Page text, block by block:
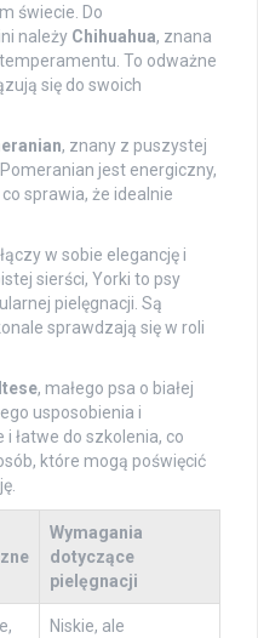
świecie. Do
należy Chihuahua, znana
To odważne
się do swoich
, znany z puszystej
jest energiczny,
sprawia, że idealnie
w sobie elegancję i
sierści, Yorki to psy
pielęgnacji. Są
sprawdzają się w roli
, małego psa o białej
usposobienia i
łatwe do szkolenia, co
które mogą poświęcić
Wymagania
dotyczące
pielęgnacji
Niskie, ale